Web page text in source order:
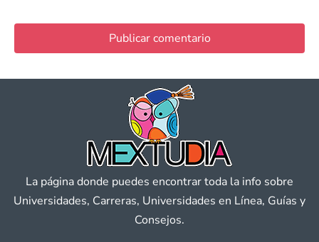
La página donde puedes encontrar toda la info sobre
Universidades, Carreras, Universidades en Línea, Guías y
Consejos.